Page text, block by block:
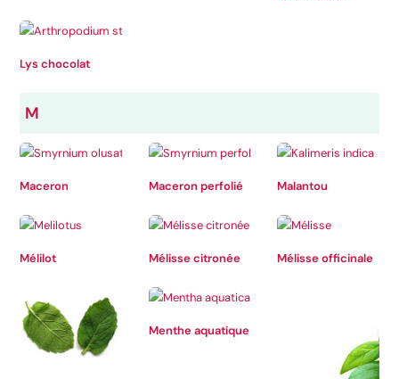
Lys chocolat
M
Maceron Maceron perfolié Malantou
Mélilot Mélisse citronée Mélisse officinale
Menthe aquatique